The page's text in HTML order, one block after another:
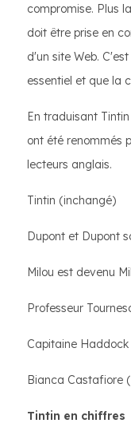
compromise. Plus
doit être prise en
d'un site Web.
essentiel et que la
En traduisant
ont été renommés
lecteurs anglais.
Tintin (inchangé)
Dupont et Dupont
Milou est devenu
Professeur
Capitaine
Bianca Castafiore
Tintin en chiffres